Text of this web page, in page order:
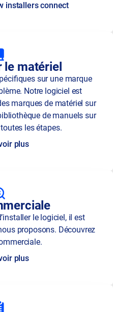
installers connect
le matériel
sur une marque
Notre logiciel est
marques de matériel sur
de manuels sur
les étapes.
plus
le logiciel, il est
proposons. Découvrez
plus